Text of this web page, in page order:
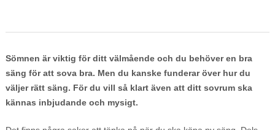
Sömnen är viktig för ditt välmående och du behöver en bra
säng för att sova bra. Men du kanske funderar över hur du
väljer rätt säng. För du vill så klart även att ditt sovrum ska
kännas inbjudande och mysigt.